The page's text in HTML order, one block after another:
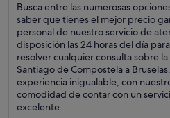
Busca entre las numerosas
saber que tienes el mejor precio
personal de nuestro servicio de
disposición las 24 horas del día
resolver cualquier consulta sobre
Santiago de Compostela a
experiencia inigualable, con
comodidad de contar con un
excelente.